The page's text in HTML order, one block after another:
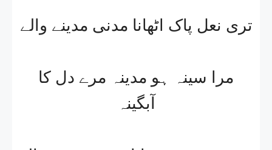
تری نعل پاک اٹھانا مدنی مدینے والے
مرا سینہ ہو مدینہ مرے دل کا
آبگینہ